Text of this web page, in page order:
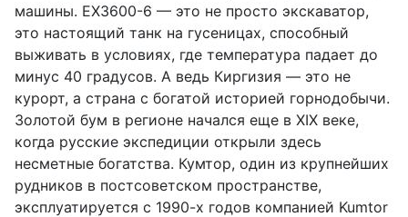
машины. EX3600-6 — это не просто экскаватор,
это настоящий танк на гусеницах, способный
выживать в условиях, где температура падает до
минус 40 градусов. А ведь Киргизия — это не
курорт, а страна с богатой историей горнодобычи.
Золотой бум в регионе начался еще в XIX веке,
когда русские экспедиции открыли здесь
несметные богатства. Кумтор, один из крупнейших
рудников в постсоветском пространстве,
эксплуатируется с 1990-х годов компанией Kumtor